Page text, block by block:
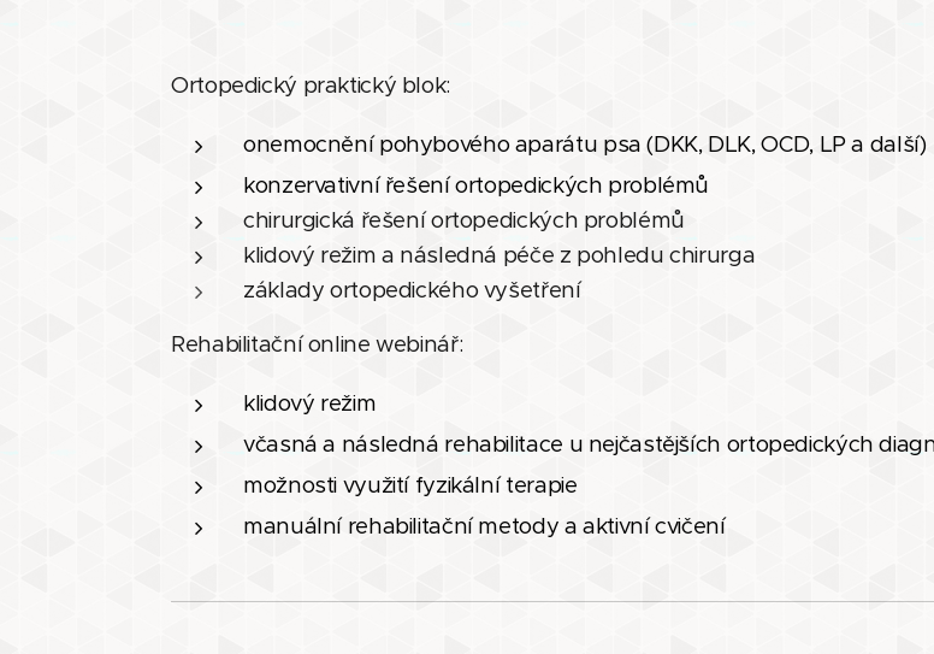
Ortopedický praktický blok:
onemocnění pohybového aparátu psa (DKK, DLK, OCD, LP a další)
konzervativní řešení ortopedických problémů
chirurgická řešení ortopedických problémů
klidový režim a následná péče z pohledu chirurga
základy ortopedického vyšetření
Rehabilitační online webinář:
klidový režim
včasná a následná rehabilitace u nejčastějších ortopedických
možnosti využití fyzikální terapie
manuální rehabilitační metody a aktivní cvičení